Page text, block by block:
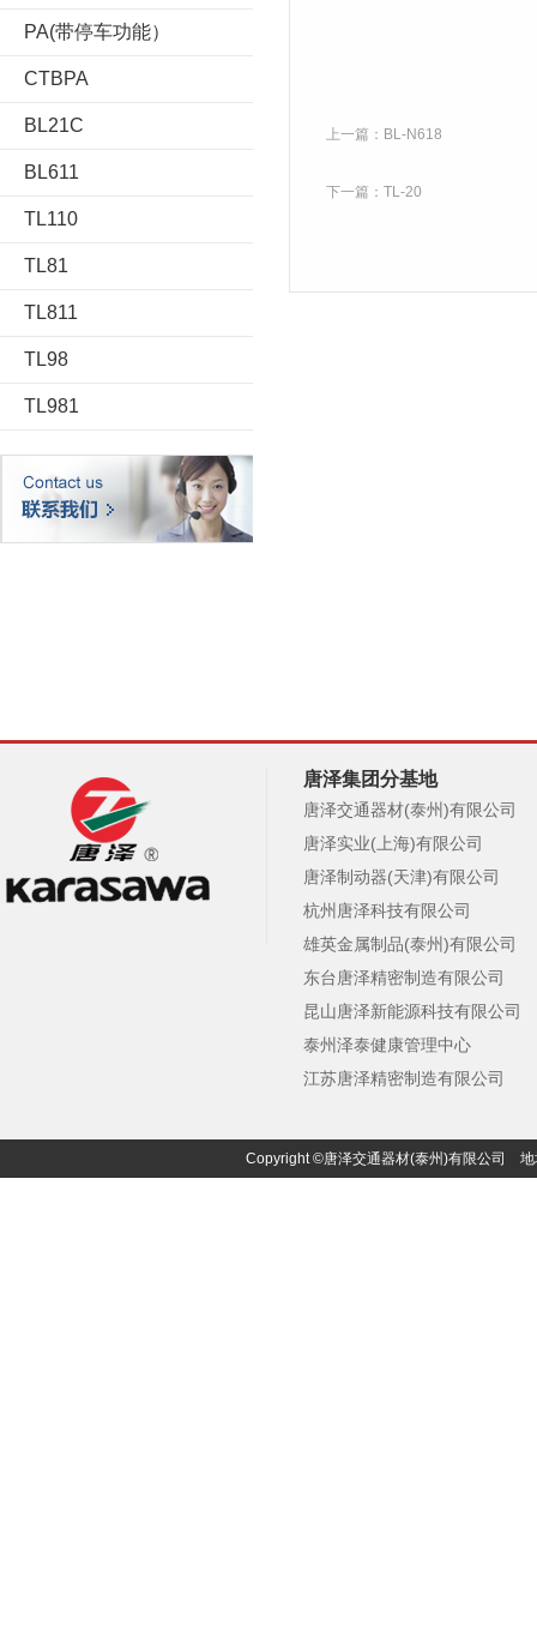
PA(带停车功能）
CTBPA
BL21C
BL611
TL110
TL81
TL811
TL98
TL981
上一篇： BL-N618
下一篇： TL-20
唐泽集团分基地
唐泽交通器材(泰州)有限公司
唐泽实业(上海)有限公司
唐泽制动器(天津)有限公司
杭州唐泽科技有限公司
雄英金属制品(泰州)有限公司
东台唐泽精密制造有限公司
昆山唐泽新能源科技有限公司
泰州泽泰健康管理中心
江苏唐泽精密制造有限公司
Copyright ©唐泽交通器材(泰州)有限公司